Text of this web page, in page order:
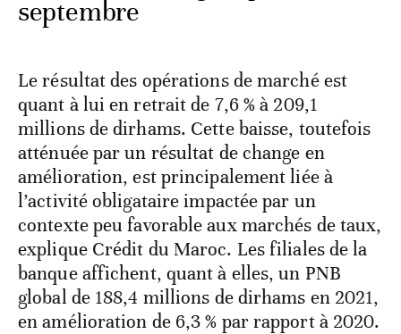
septembre
Le résultat des opérations de marché est
quant à lui en retrait de 7,6 % à 209,1
millions de dirhams. Cette baisse, toutefois
atténuée par un résultat de change en
amélioration, est principalement liée à
l’activité obligataire impactée par un
contexte peu favorable aux marchés de taux,
explique Crédit du Maroc. Les filiales de la
banque affichent, quant à elles, un PNB
global de 188,4 millions de dirhams en 2021,
en amélioration de 6,3 % par rapport à 2020.